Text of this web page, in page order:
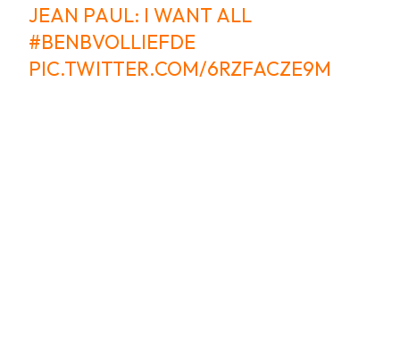
JEAN PAUL: I WANT ALL
#BENBVOLLIEFDE
PIC.TWITTER.COM/6RZFACZE9M